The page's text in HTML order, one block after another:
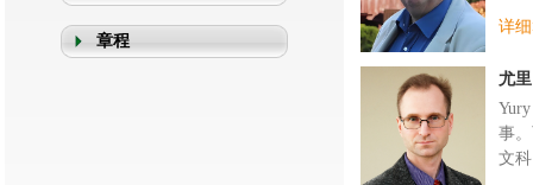
章程
详
尤
事
文